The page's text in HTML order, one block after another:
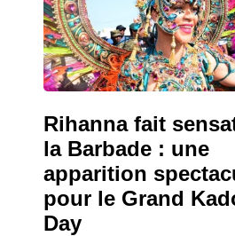
Rihanna fait
la Barbade : une
apparition
pour le Grand
Day